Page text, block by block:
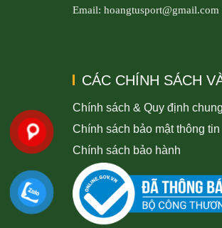
Email: hoangtusport@gmail.com
CÁC CHÍNH SÁCH
Chính sách & Quy định chung
Chính sách bảo mật thông tin
Chính sách bảo hành